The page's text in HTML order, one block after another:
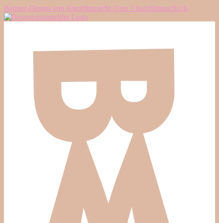
Banner-Design von Kurzfilmnacht-Tour // kurzfilmnacht.ch